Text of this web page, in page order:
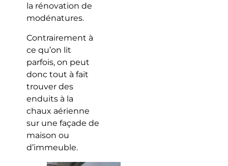
la rénovation de
modénatures.
Contrairement à
ce qu’on lit
parfois, on peut
donc tout à fait
trouver des
enduits à la
chaux aérienne
sur une façade de
maison ou
d’immeuble.